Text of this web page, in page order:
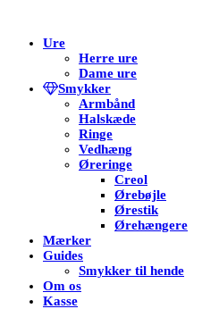
navigation
Ure
Herre ure
Dame ure
Smykker
Armbånd
Halskæde
Ringe
Vedhæng
Øreringe
Creol
Ørebøjle
Ørestik
Ørehængere
Mærker
Guides
Smykker til hende
Om os
Kasse